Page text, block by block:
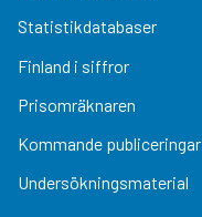
Statistikdatabaser
Finland i siffror
Prisomräknaren
Kommande publiceringar
Undersökningsmaterial